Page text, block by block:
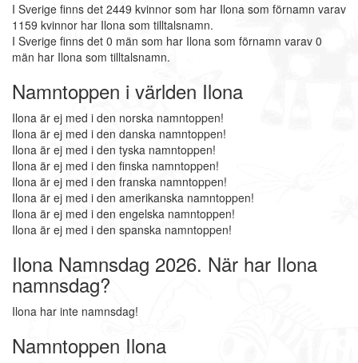
I Sverige finns det 2449 kvinnor som har Ilona som förnamn varav
1159 kvinnor har Ilona som tilltalsnamn.
I Sverige finns det 0 män som har Ilona som förnamn varav 0
män har Ilona som tilltalsnamn.
Namntoppen i världen Ilona
Ilona är ej med i den norska namntoppen!
Ilona är ej med i den danska namntoppen!
Ilona är ej med i den tyska namntoppen!
Ilona är ej med i den finska namntoppen!
Ilona är ej med i den franska namntoppen!
Ilona är ej med i den amerikanska namntoppen!
Ilona är ej med i den engelska namntoppen!
Ilona är ej med i den spanska namntoppen!
Ilona Namnsdag 2026. När har Ilona
namnsdag?
Ilona har inte namnsdag!
Namntoppen Ilona